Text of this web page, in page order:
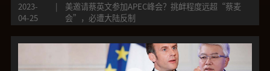
2023-
04-25
|
美邀请蔡英文参加APEC峰会？挑衅程度远超“蔡麦
会”，必遭大陆反制